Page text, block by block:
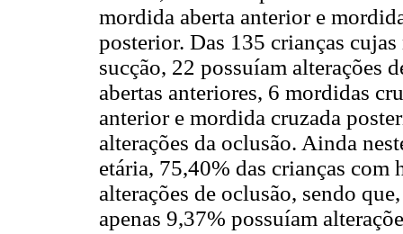
mordida aberta anterior e
posterior. Das 135 crianças
sucção, 22 possuíam alterações
abertas anteriores, 6 mordidas
anterior e mordida cruzada
alterações da oclusão. Ainda
etária, 75,40% das crianças com
alterações de oclusão, sendo
apenas 9,37% possuíam